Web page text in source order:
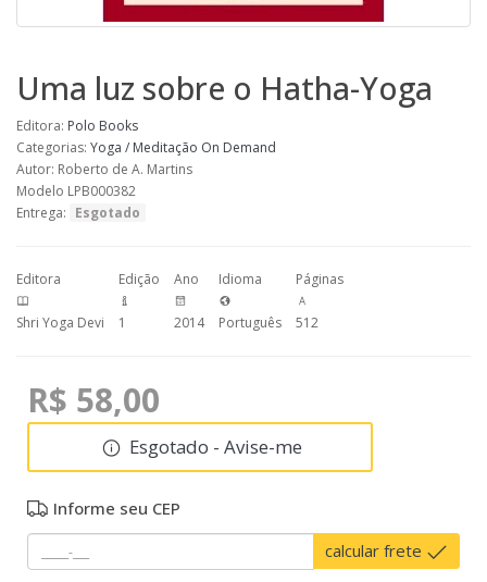
Uma luz sobre o Hatha-Yoga
Editora: Polo Books
Categorias: Yoga / Meditação On Demand
Autor: Roberto de A. Martins
Modelo LPB000382
Entrega: Esgotado
Editora
Shri Yoga Devi
Edição
1
Ano
2014
Idioma
Português
Páginas
512
R$ 58,00
Esgotado - Avise-me
Informe seu CEP
calcular frete